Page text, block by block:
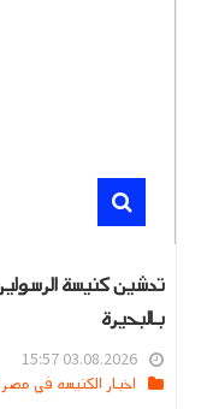
تدشين كنيسة
بالبحيرة
03.08.2026 15:57
اخبار الكنيسه في مصر Church news in Egypt